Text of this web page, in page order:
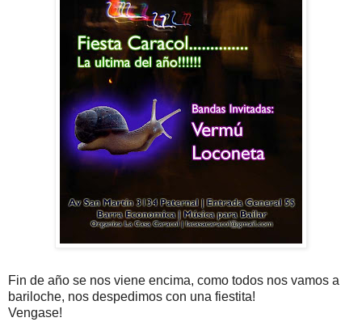
Fin de año se nos viene encima, como todos nos vamos a
bariloche, nos despedimos con una fiestita!
Vengase!